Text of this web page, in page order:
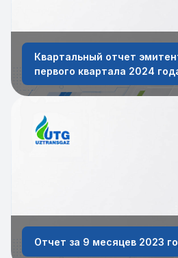
Квартальный отчет
первого квартала 2024
Отчет за 9 месяцев 2023